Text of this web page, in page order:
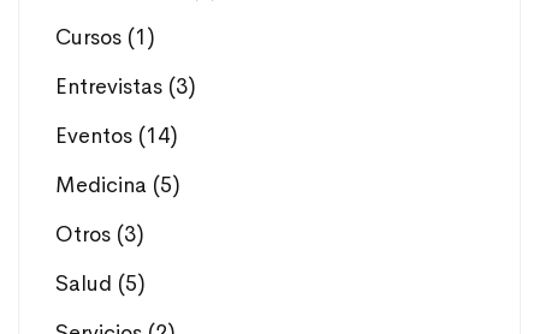
Cursos (1)
Entrevistas (3)
Eventos (14)
Medicina (5)
Otros (3)
Salud (5)